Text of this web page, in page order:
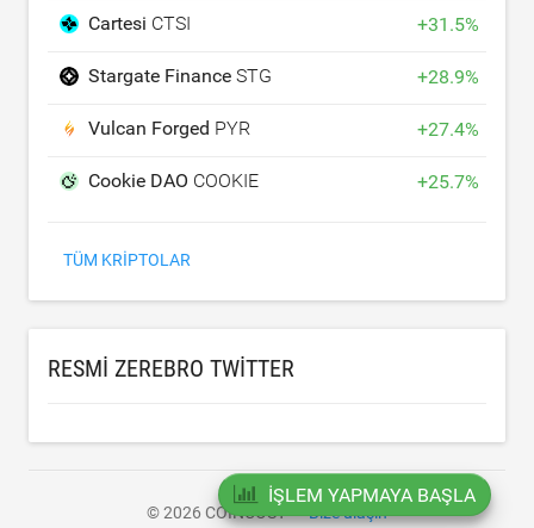
Cartesi CTSI +31.5%
Stargate Finance STG +28.9%
Vulcan Forged PYR +27.4%
Cookie DAO COOKIE +25.7%
TÜM KRIPTOLAR
RESMI ZEREBRO TWITTER
© 2026 COINCOST Bize ulaşın
İŞLEM YAPMAYA BAŞLA